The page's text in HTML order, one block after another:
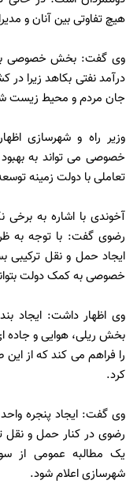
هیچ تفاوتی بین آنان و
وی گفت: بخش خصوصی
درآمد نفتی بکاهد زیرا در
جان مردم و محیط زیست
وزیر راه و شهرسازی
خصوصی می تواند به
تعاملی با دولت زمینه
آخوندی با اشاره به
رضوی گفت: با توجه به
ایجاد حمل و نقل ترکیبی
خصوصی به کمک دولت
وی اظهار داشت: ایجاد
بخش ریلی، هوایی و جاده
را فراهم می کند که از
کرد.
وی گفت: ایجاد پنجره
رضوی در کنار حمل و نقل
یک مطالبه عمومی از
شهرسازی اعلام شود.